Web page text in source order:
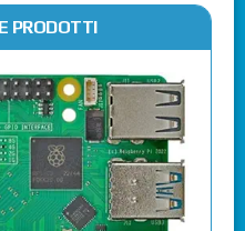
PRODOTTI